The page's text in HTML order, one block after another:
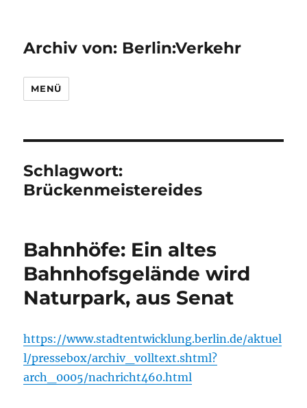
Archiv von: Berlin:Verkehr
MENÜ
Schlagwort:
Brückenmeistereides
Bahnhöfe: Ein altes
Bahnhofsgelände wird
Naturpark, aus Senat
https://www.stadtentwicklung.berlin.de/aktuel
l/pressebox/archiv_volltext.shtml?
arch_0005/nachricht460.html